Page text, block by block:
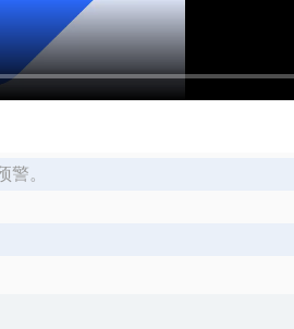
警。